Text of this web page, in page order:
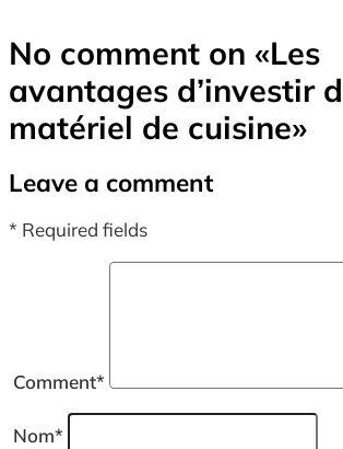
No comment on «Les
avantages d’investir
matériel de cuisine»
Leave a comment
* Required fields
Comment*
Nom*